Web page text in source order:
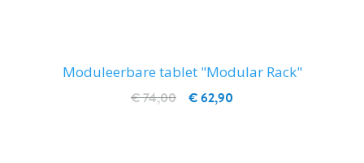
Moduleerbare tablet "Modular Rack"
€ 62,90
€ 74,00